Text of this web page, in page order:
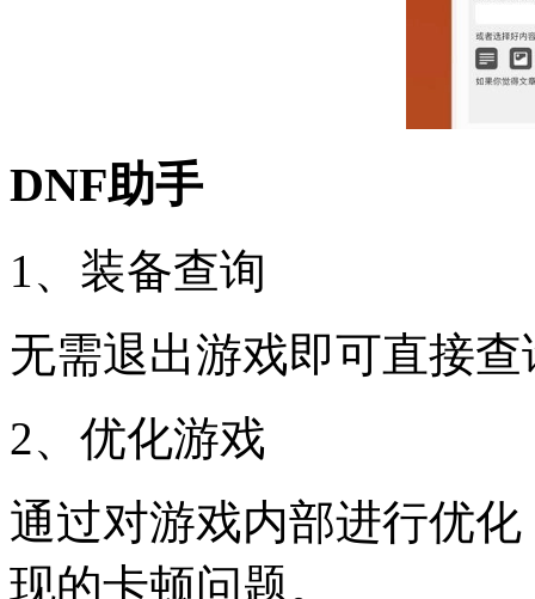
DNF助手
1、装备查询
无需退出游戏即可直接
2、优化游戏
通过对游戏内部进行优
现的卡顿问题。